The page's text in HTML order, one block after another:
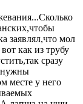
заявлял,что мол
как из трубу
сразу
нужны
месте у него